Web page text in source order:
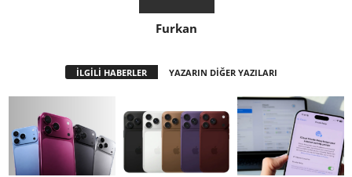
Furkan
İLGİLİ HABERLER YAZARIN DİĞER YAZILARI